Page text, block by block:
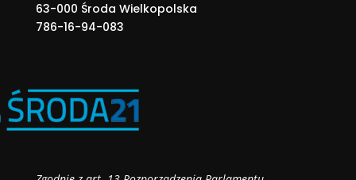
63-000 Środa Wielkopolska
786-16-94-083